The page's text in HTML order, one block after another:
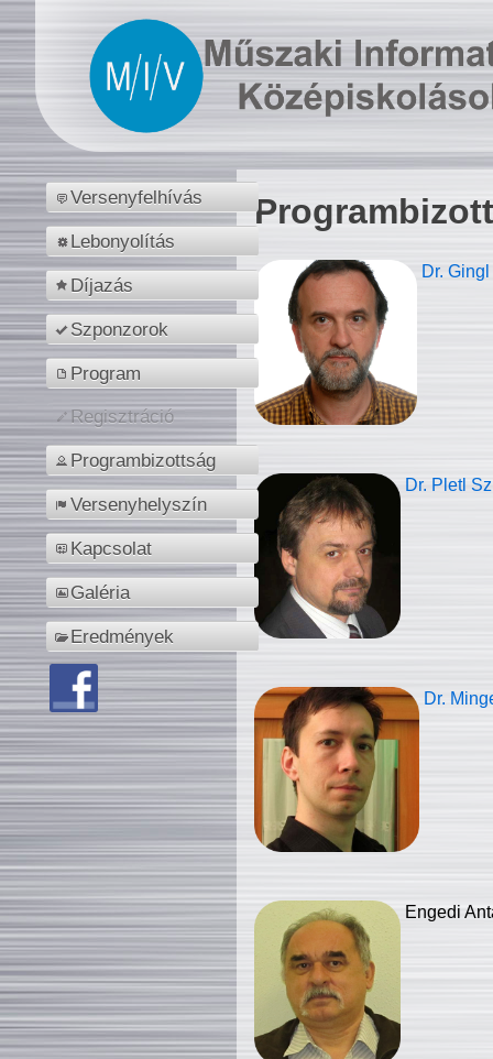
Versenyfelhívás
Lebonyolítás
Díjazás
Szponzorok
Program
Regisztráció
Programbizottság
Versenyhelyszín
Kapcsolat
Galéria
Eredmények
Dr.
Dr. Pletl
Dr.
Engedi